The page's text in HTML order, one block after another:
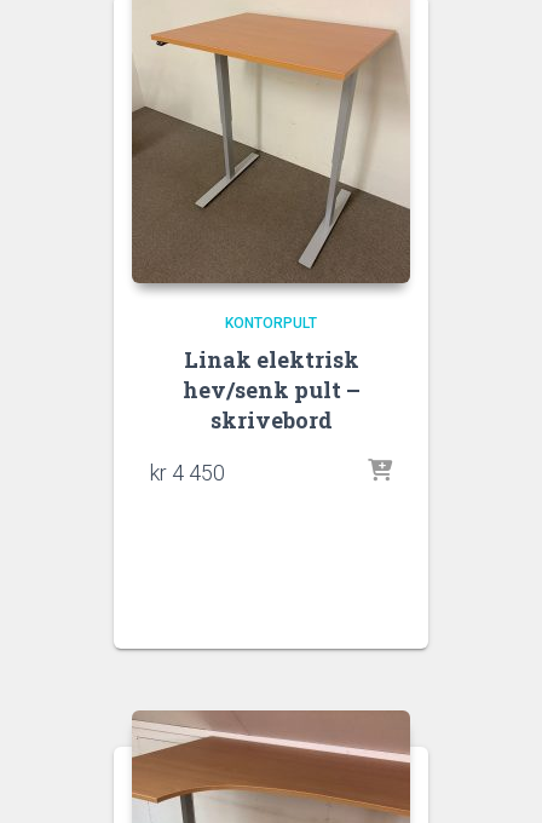
KONTORPULT
Linak elektrisk
hev/senk pult –
skrivebord
kr 4 450